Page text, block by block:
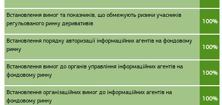
Встановлення вимог та показників, що обмежують ризики учасників
регульованого ринку деривативів
100%
Встановлення порядку авторизації інформаційних агентів на фондовому
ринку
100%
Встановлення вимог до органів управління інформаційних агентів на
фондовому ринку
100%
Встановлення організаційних вимог до інформаційних агентів на
фондовому ринку
100%